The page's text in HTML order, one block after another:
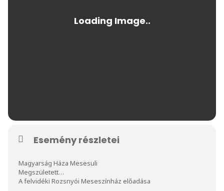
Esemény részletei
Magyarság Háza Mesesuli
Megszületett…
A felvidéki Rozsnyói Meseszínház előadása